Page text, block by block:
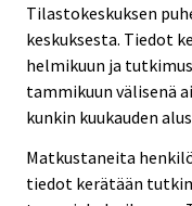
Tilastokeskuksen
keskuksesta. Tiedot
helmikuun ja
tammikuun välisenä
kunkin kuukauden
Matkustaneita
tiedot kerätään